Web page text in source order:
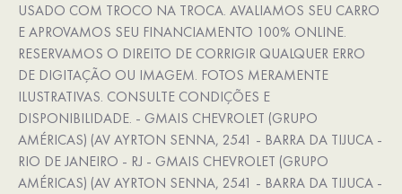
USADO COM TROCO NA TROCA. AVALIAMOS SEU CARRO
E APROVAMOS SEU FINANCIAMENTO 100% ONLINE.
RESERVAMOS O DIREITO DE CORRIGIR QUALQUER ERRO
DE DIGITAÇÃO OU IMAGEM. FOTOS MERAMENTE
ILUSTRATIVAS. CONSULTE CONDIÇÕES E
DISPONIBILIDADE. - GMAIS CHEVROLET (GRUPO
AMÉRICAS) (AV AYRTON SENNA, 2541 - BARRA DA TIJUCA -
RIO DE JANEIRO - RJ - GMAIS CHEVROLET (GRUPO
AMÉRICAS) (AV AYRTON SENNA, 2541 - BARRA DA TIJUCA -